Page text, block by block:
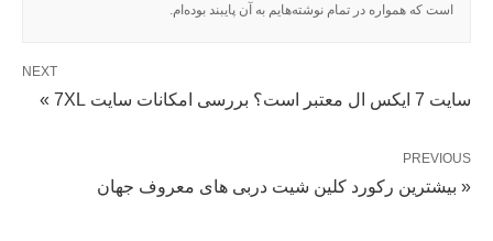
است که همواره در تمام نوشته‌هایم به آن پایبند بوده‌ام.
NEXT
سایت 7 ایکس ال معتبر است؟ بررسی امکانات سایت 7XL »
PREVIOUS
« بیشترین رکورد کلین شیت دربی های معروف جهان